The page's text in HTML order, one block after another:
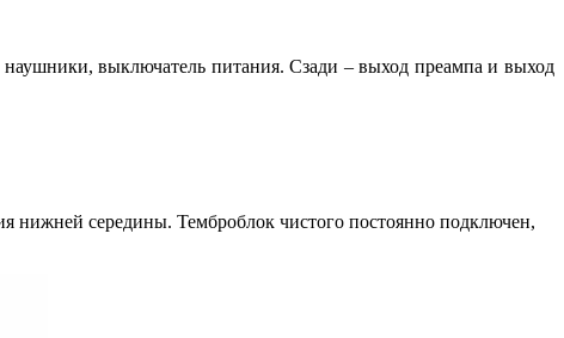
выключатель питания. Сзади – выход преампа и выход
нижней середины. Темброблок чистого постоянно подключен,